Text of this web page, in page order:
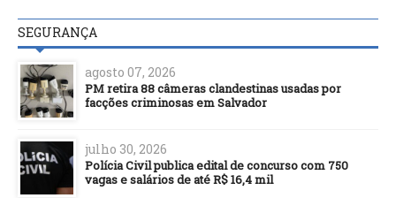
SEGURANÇA
agosto 07, 2026
PM retira 88 câmeras clandestinas usadas por
facções criminosas em Salvador
julho 30, 2026
Polícia Civil publica edital de concurso com 750
vagas e salários de até R$ 16,4 mil